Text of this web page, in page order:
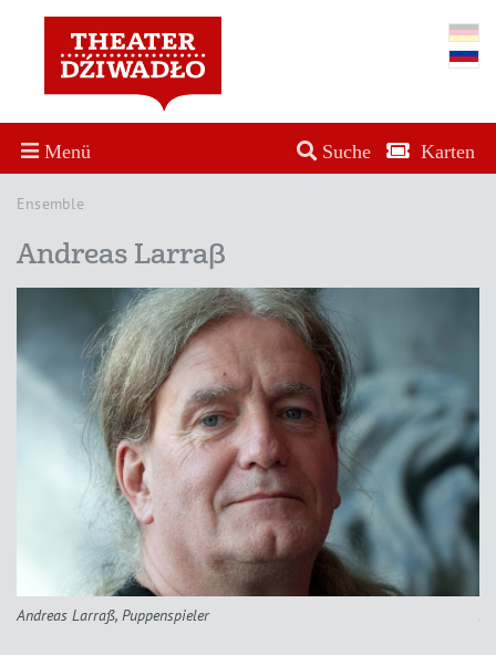
Menü Suche Karten
Ensemble
Andreas Larraß